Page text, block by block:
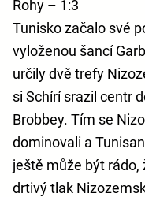
Rohy – 1:3
Tunisko začalo své
vyloženou šancí
určily dvě trefy
si Schírí srazil centr
Brobbey. Tím se
dominovali a
ještě může být rádo,
drtivý tlak